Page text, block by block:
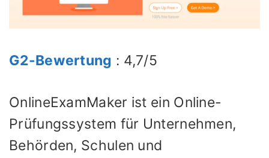
G2-Bewertung : 4,7/5
OnlineExamMaker ist ein Online-
Prüfungssystem für Unternehmen,
Behörden, Schulen und